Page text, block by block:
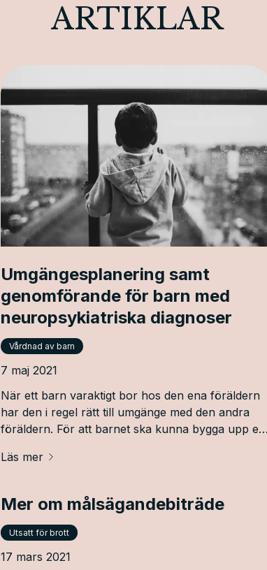
ARTIKLAR
Umgängesplanering samt
genomförande för barn med
neuropsykiatriska diagnoser
Vårdnad av barn
7 maj 2021
När ett barn varaktigt bor hos den ena föräldern
har den i regel rätt till umgänge med den andra
föräldern. För att barnet ska kunna bygga upp en
med är det viktigt att umgänget fungerar bra. För
ADHD eller autism, kan ett sådant umgänge dock
innebära särskilda svårigheter. Många barn med
sådana diagnoser har ett stort behov av
att må bra. Umgänget är i första hand till för
Läs mer
Mer om målsägandebiträde
Utsatt för brott
17 mars 2021